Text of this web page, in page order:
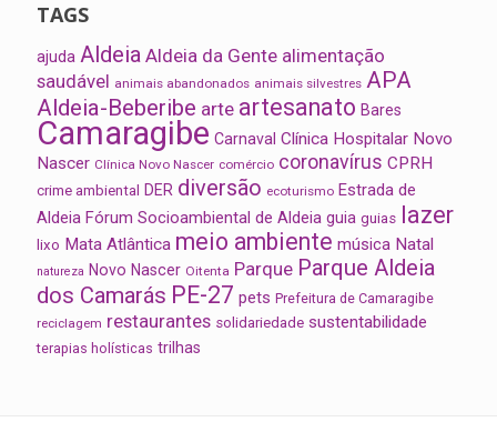
TAGS
ajuda Aldeia Aldeia da Gente alimentação
saudável animais abandonados animais silvestres APA
Aldeia-Beberibe arte artesanato Bares
Camaragibe Carnaval Clínica Hospitalar Novo
Nascer Clínica Novo Nascer comércio coronavírus CPRH
crime ambiental DER diversão ecoturismo Estrada de
Aldeia Fórum Socioambiental de Aldeia guia guias lazer
lixo Mata Atlântica meio ambiente música Natal
natureza Novo Nascer Oitenta Parque Parque Aldeia
dos Camarás PE-27 pets Prefeitura de Camaragibe
reciclagem restaurantes solidariedade sustentabilidade
terapias holísticas trilhas